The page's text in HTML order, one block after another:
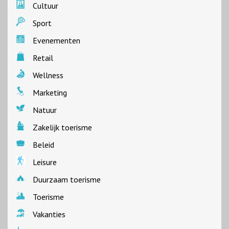
Cultuur
Sport
Evenementen
Retail
Wellness
Marketing
Natuur
Zakelijk toerisme
Beleid
Leisure
Duurzaam toerisme
Toerisme
Vakanties